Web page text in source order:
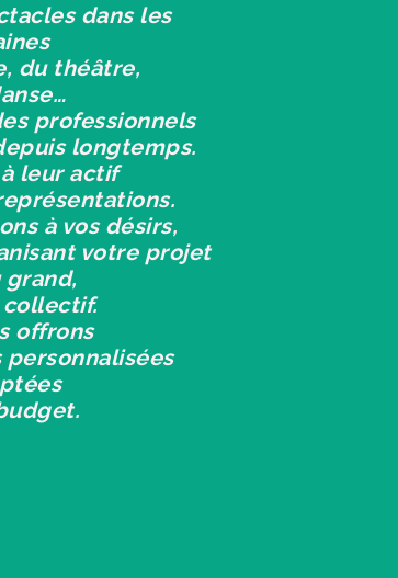
dans les
du théâtre,
professionnels
longtemps.
leur actif
à vos désirs,
votre projet
offrons